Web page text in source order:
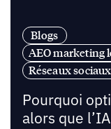
Blogs
AEO marketing
Réseaux
Pourquoi
alors que